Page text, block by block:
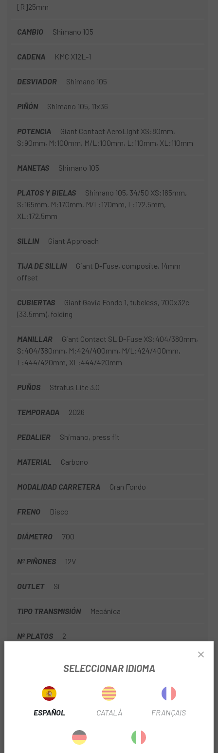
[R]25mm
CAMBIO Shimano 105
CADENA KMC X12L-1
DESVIADOR Shimano 105
PIÑÓN Shimano 105, 11x36
POTENCIA
Giant Contact AeroLight XS:80mm,
S:90mm, M:100mm, M/L:100mm, L:110mm, XL:110mm
MANETAS Shimano 105
PLATOS Y BIELAS
Shimano 105, 34/50 XS:165mm,
S:165mm, M:170mm, M/L:170mm, L:172.5mm,
XL:172.5mm
SILLIN Giant Approach
TIJA DE SILLIN
Giant D-Fuse, composite, 14mm
offset
CUBIERTAS
Giant Gavia Fondo 1, tubeless, 700x32c
(33.5mm), folding
MANILLAR
Giant Contact SL D-Fuse XS:404/380mm,
S:404/380mm, M:424/400mm, M/L:424/400mm,
L:444/420mm, XL:444/420mm
PUÑOS Stratus Lite 3.0
TEMPORADA 2026
PEDALIER Shimano, press fit
MATERIAL Carbono
MODALIDAD CARRETERA Gran Fondo
FRENO Disco
DIÁMETRO 700
Nº PIÑONES 12V
OUTLET Si
TIPO TRANSMISIÓN Mecánica
Nº PLATOS 2
ANCHO BUJE
12x142mm
SELECCIONAR IDIOMA
ESPAÑOL CATALÀ FRANÇAIS